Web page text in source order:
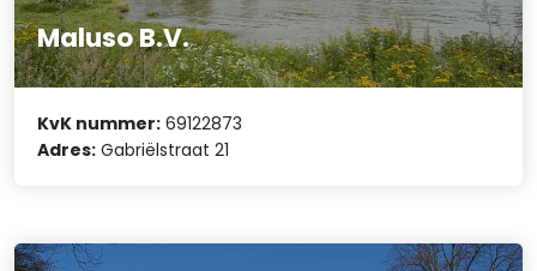
Maluso B.V.
KvK nummer: 69122873
Adres: Gabriëlstraat 21